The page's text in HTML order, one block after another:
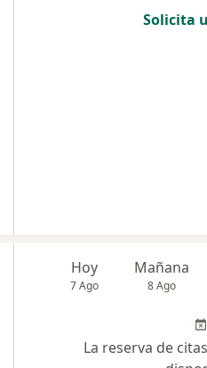
Solicita
Hoy
7 Ago
Mañana
8 Ago
La reserva de